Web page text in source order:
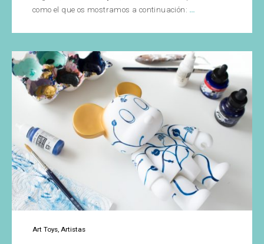
como el que os mostramos a continuación: …
Reapur
de
Mr
ShoeShineMan
Art Toys Artistas